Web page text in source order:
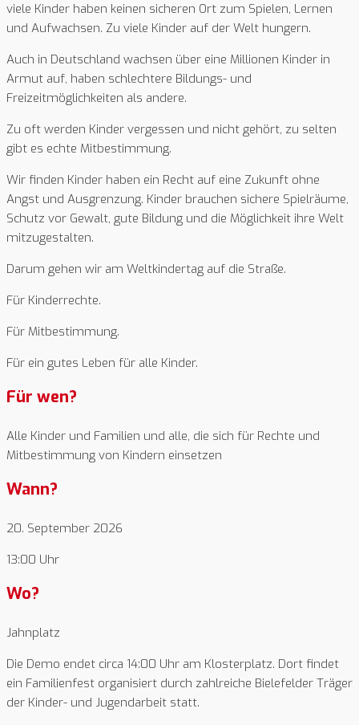
viele Kinder haben keinen sicheren Ort zum Spielen, Lernen
und Aufwachsen. Zu viele Kinder auf der Welt hungern.
Auch in Deutschland wachsen über eine Millionen Kinder in
Armut auf, haben schlechtere Bildungs- und
Freizeitmöglichkeiten als andere.
Zu oft werden Kinder vergessen und nicht gehört, zu selten
gibt es echte Mitbestimmung.
Wir finden Kinder haben ein Recht auf eine Zukunft ohne
Angst und Ausgrenzung. Kinder brauchen sichere Spielräume,
Schutz vor Gewalt, gute Bildung und die Möglichkeit ihre Welt
mitzugestalten.
Darum gehen wir am Weltkindertag auf die Straße.
Für Kinderrechte.
Für Mitbestimmung.
Für ein gutes Leben für alle Kinder.
Für wen?
Alle Kinder und Familien und alle, die sich für Rechte und
Mitbestimmung von Kindern einsetzen
Wann?
20. September 2026
13:00 Uhr
Wo?
Jahnplatz
Die Demo endet circa 14:00 Uhr am Klosterplatz. Dort findet
ein Familienfest organisiert durch zahlreiche Bielefelder Träger
der Kinder- und Jugendarbeit statt.